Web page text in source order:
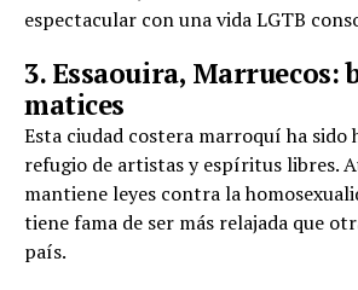
espectacular con una vida LGTB
3. Essaouira, Marruecos:
matices
Esta ciudad costera marroquí ha
refugio de artistas y espíritus libres.
mantiene leyes contra la
tiene fama de ser más relajada que
país.